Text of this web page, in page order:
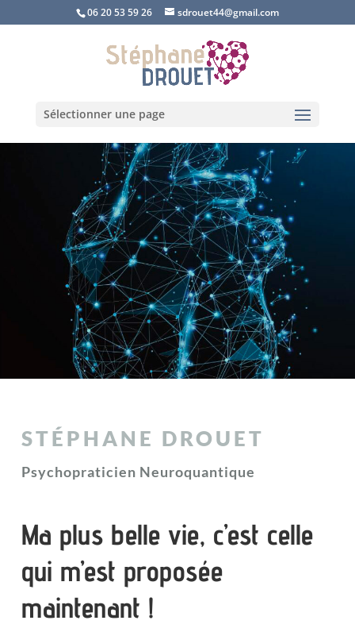
06 20 53 59 26 sdrouet44@gmail.com
Sélectionner une page
STÉPHANE DROUET
Psychopraticien Neuroquantique
Ma plus belle vie, c’est celle
qui m’est proposée
maintenant !